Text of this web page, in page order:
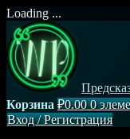
Loading ...
Перейти
к
содержимому
Корзина ₽0.000
Вход/Регистрация